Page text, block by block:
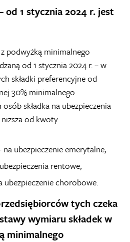
od 1 stycznia 2024 r. jest
podwyżką minimalnego
od 1 stycznia 2024 r. – w
składki preferencyjne od
30% minimalnego
składka na ubezpieczenia
od kwoty:
na ubezpieczenie emerytalne,
rentowe,
ubezpieczenie chorobowe.
tych czeka
wymiaru składek w
minimalnego